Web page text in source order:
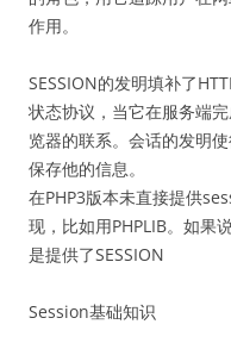
作用。
SESSION的发明填补了
状态协议，当它在服务端
览器的联系。会话的发明
保存他的信息。
在PHP3版本未直接提供
现，比如用PHPLIB。如果
是提供了SESSION
Session基础知识